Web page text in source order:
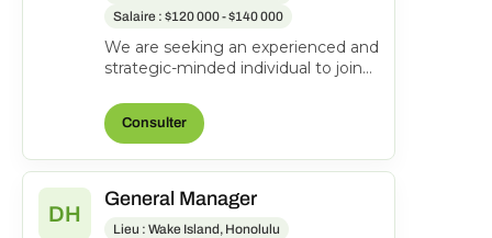
Salaire : $120 000 - $140 000
We are seeking an experienced and
strategic-minded individual to join
Revenue Strateg...
Consulter
DH
General Manager
Lieu : Wake Island, Honolulu